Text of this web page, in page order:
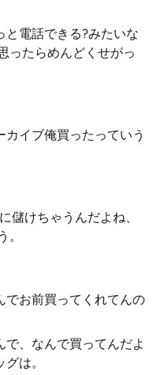
と電話できる?みたいな
ったらめんどくせがっ
イブ俺買ったっていう
儲けちゃうんだよね、
。
でお前買ってくれてんの
、なんで買ってんだよ
は。